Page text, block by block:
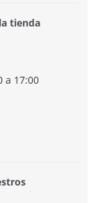
tienda
a 17:00